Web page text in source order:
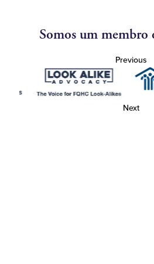
Somos um membro
Previous
Next